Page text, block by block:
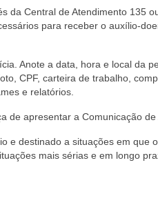
da Central de Atendimento 135
para receber o auxílio-
Anote a data, hora e local da
CPF, carteira de trabalho,
e relatórios.
apresentar a Comunicação de
e destinado a situações em que
mais sérias e em longo